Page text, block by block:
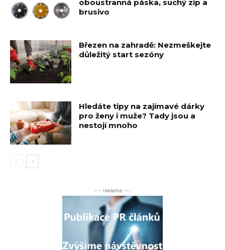
oboustranná páska, suchý zip a
brusivo
Březen na zahradě: Nezmeškejte
důležitý start sezóny
Hledáte tipy na zajímavé dárky
pro ženy i muže? Tady jsou a
nestojí mnoho
--- reklama ---